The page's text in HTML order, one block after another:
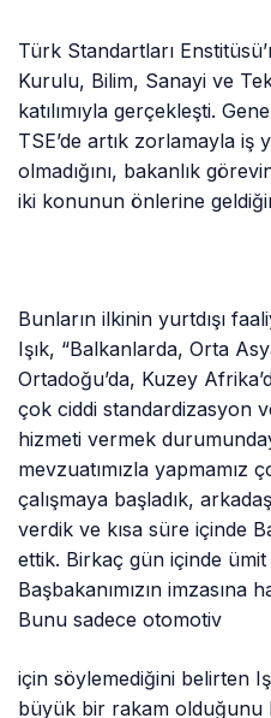
Türk Standartları
Kurulu, Bilim, Sanayi ve
katılımıyla gerçekleşti.
TSE’de artık zorlamayla iş
olmadığını, bakanlık
iki konunun önlerine
Bunların ilkinin yurtdışı
Işık, “Balkanlarda, Orta
Ortadoğu’da, Kuzey
çok ciddi standardizasyon
hizmeti vermek
mevzuatımızla yapmamız
çalışmaya başladık,
verdik ve kısa süre içinde
ettik. Birkaç gün içinde
Başbakanımızın imzasına
Bunu sadece otomotiv
için söylemediğini belirten
büyük bir rakam olduğunu